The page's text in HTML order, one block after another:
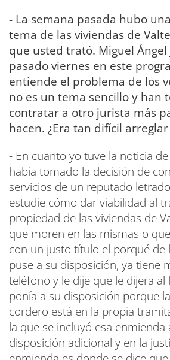
- La semana pasada hubo
tema de las viviendas de
que usted trató. Miguel Ángel
pasado viernes en este
entiende el problema de los
no es un tema sencillo y han
contratar a otro jurista más
hacen. ¿Era tan difícil
- En cuanto yo tuve la noticia
había tomado la decisión de
servicios de un reputado
estudie cómo dar viabilidad al
propiedad de las viviendas de
que moren en las mismas o
con un justo título el porqué de
puse a su disposición, ya tiene
teléfono y le dije que le dijera
ponía a su disposición porque
cordero está en la propia
la que se incluyó esa enmienda
disposición adicional y en la